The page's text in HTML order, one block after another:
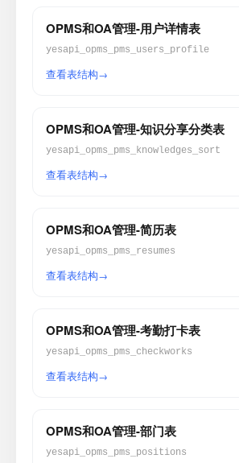
OPMS和OA管理-用户详情表
yesapi_opms_pms_users_profile
查看表结构
OPMS和OA管理-知识分享分类表
yesapi_opms_pms_knowledges_sort
查看表结构
OPMS和OA管理-简历表
yesapi_opms_pms_resumes
查看表结构
OPMS和OA管理-考勤打卡表
yesapi_opms_pms_checkworks
查看表结构
OPMS和OA管理-部门表
yesapi_opms_pms_positions